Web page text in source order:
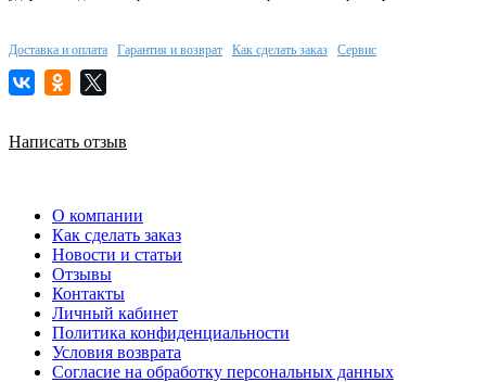
Доставка и оплата Гарантия и возврат Как сделать заказ Сервис
Написать отзыв
О компании
Как сделать заказ
Новости и статьи
Отзывы
Контакты
Личный кабинет
Политика конфиденциальности
Условия возврата
Согласие на обработку персональных данных